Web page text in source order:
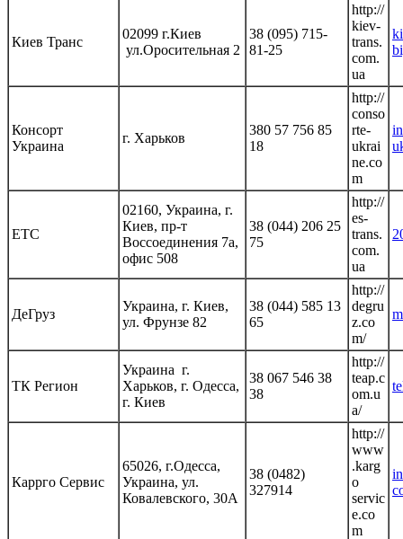
Киев Транс
02099 г.Киев
ул.Оросительная 2
38 (095) 715-
81-25
http://
kiev-
trans.
com.
ua
Консорт
Украина
г. Харьков
380 57 756 85
18
http://
conso
rte-
ukrai
ne.co
m
ЕТС
02160, Украина, г.
Киев, пр-т
Воссоединения 7а,
офис 508
38 (044) 206 25
75
http://
es-
trans.
com.
ua
ДеГруз
Украина, г. Киев,
ул. Фрунзе 82
38 (044) 585 13
65
http://
degru
z.co
m/
ТК Регион
Украина г.
Харьков, г. Одесса,
г. Киев
38 067 546 38
38
http://
teap.c
om.u
a/
Каррго Сервис
65026, г.Одесса,
Украина, ул.
Ковалевского, 30А
38 (0482)
327914
http://
www
.karg
o
servic
e.co
m